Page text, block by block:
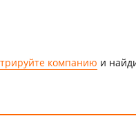
компанию и